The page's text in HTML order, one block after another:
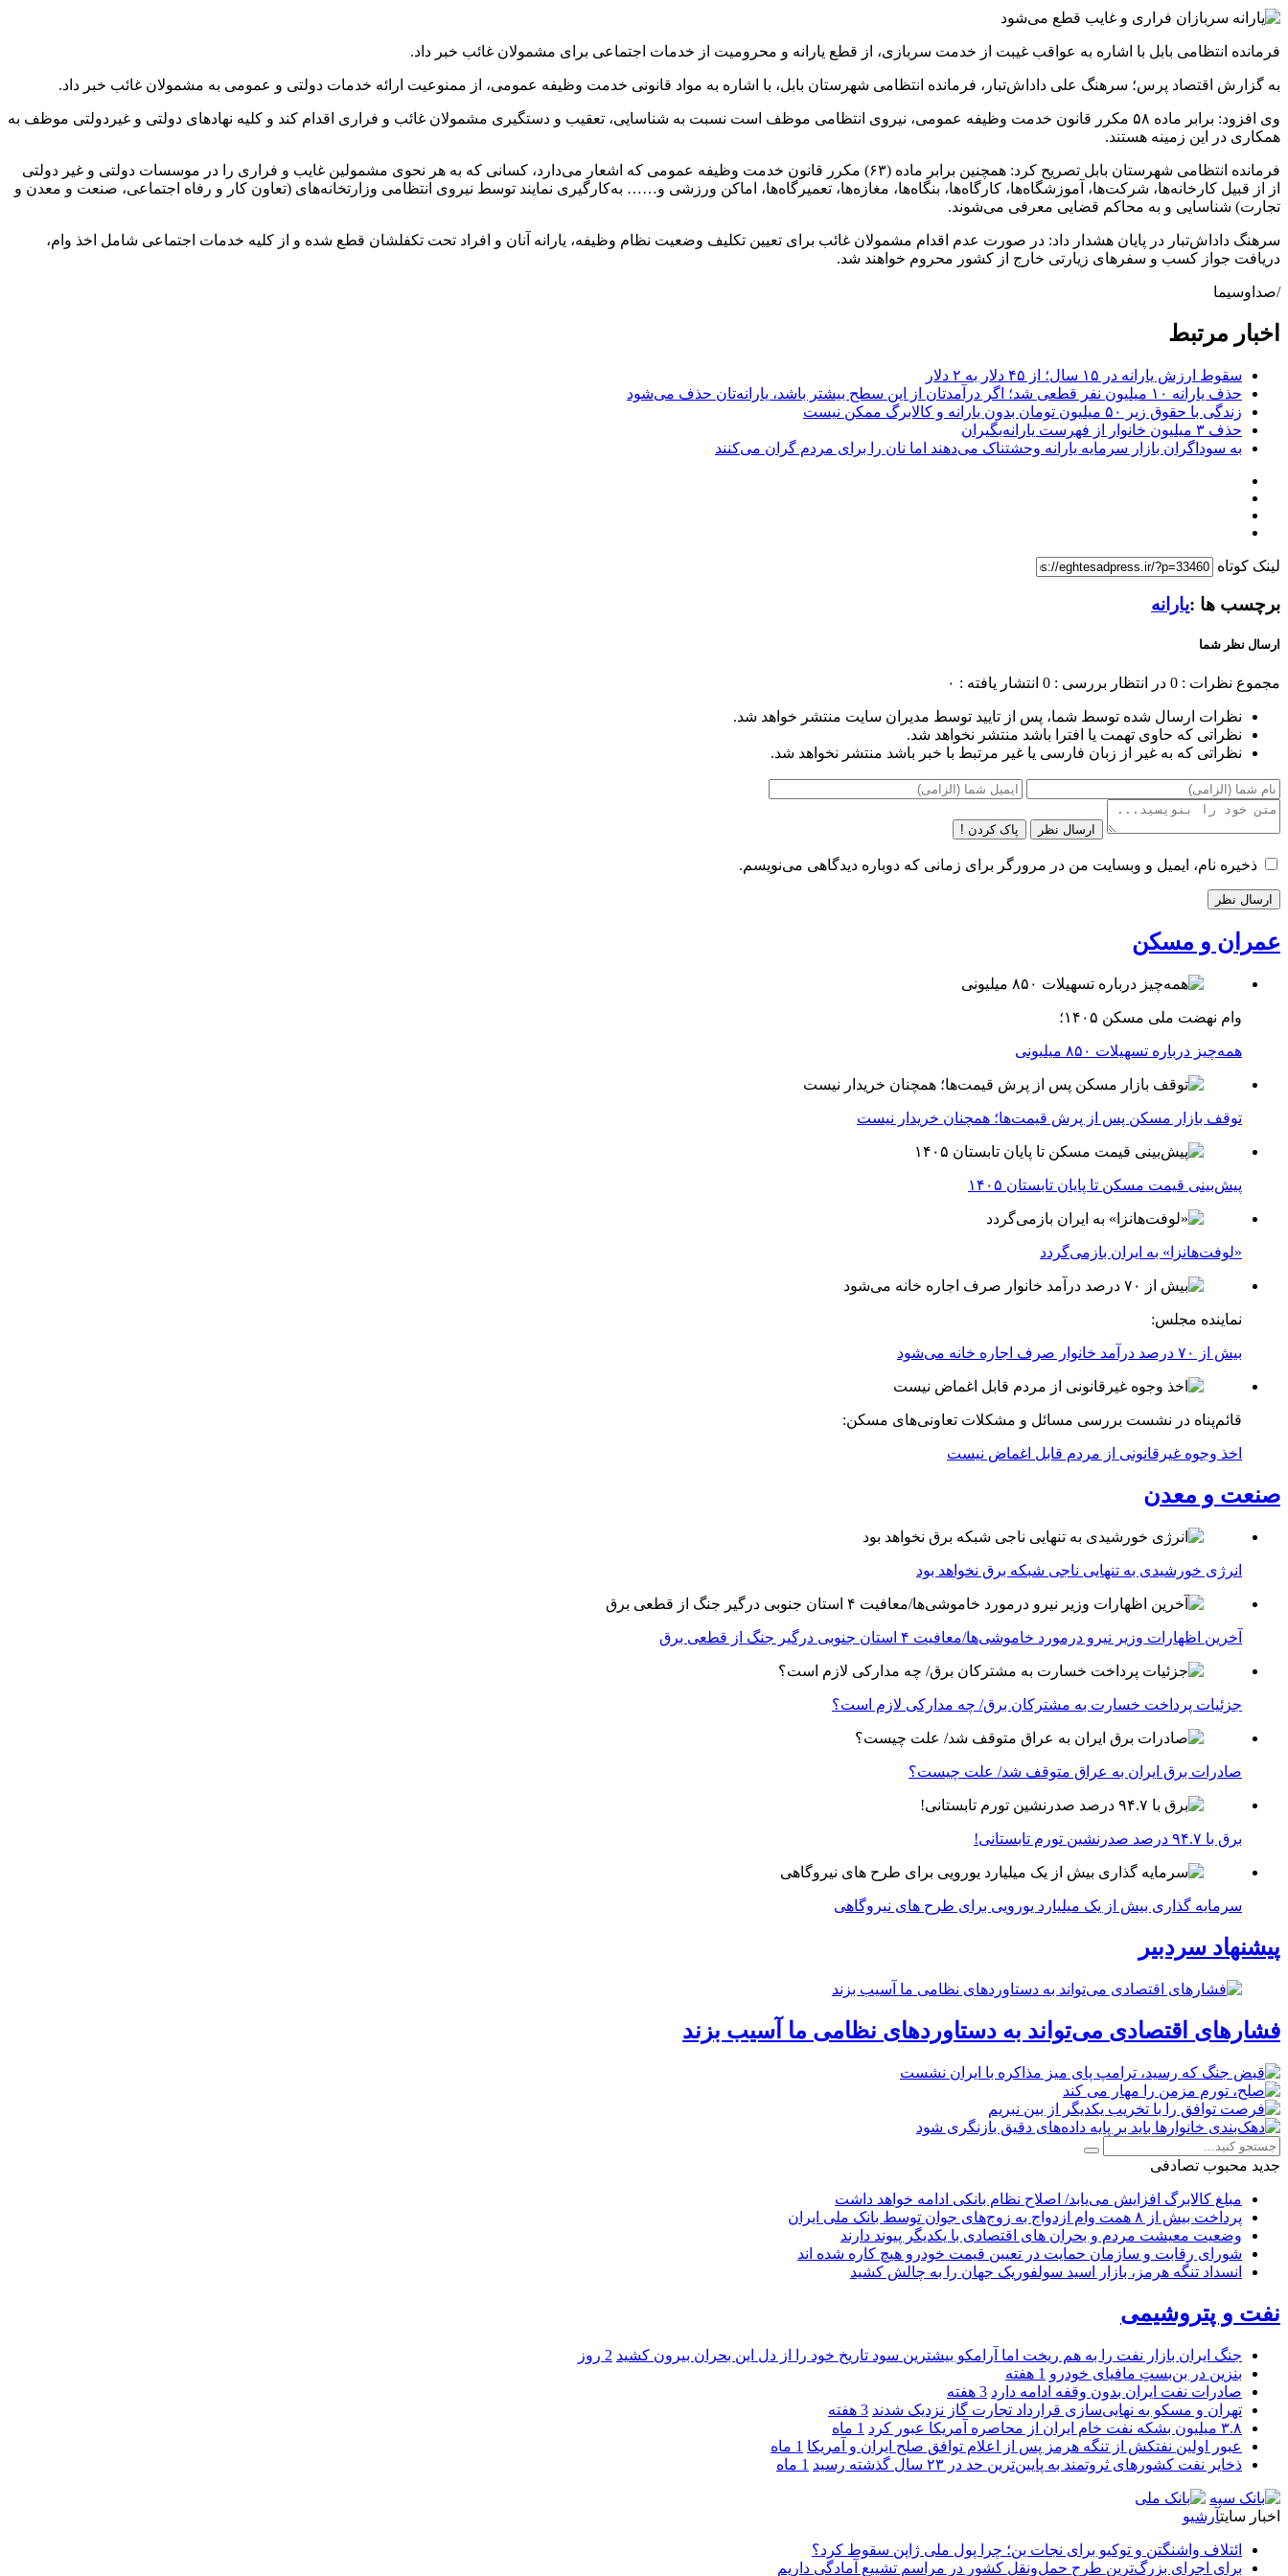
فرمانده انتظامی بابل با اشاره به عواقب غیبت از خدمت سربازی، از قطع یارانه و محرومیت از خدمات اجتماعی برای مشمولان غائب خبر داد.
به گزارش اقتصاد پرس؛ سرهنگ علی داداش‌تبار، فرمانده انتظامی شهرستان بابل، با اشاره به مواد قانونی خدمت وظیفه عمومی، از ممنوعیت ارائه خدمات دولتی و عمومی به مشمولان غائب خبر داد.
وی افزود: برابر ماده ۵۸ مکرر قانون خدمت وظیفه عمومی، نیروی انتظامی موظف است نسبت به شناسایی، تعقیب و دستگیری مشمولان غائب و فراری اقدام کند و کلیه نهادهای دولتی و غیردولتی موظف به
همکاری در این زمینه هستند.
فرمانده انتظامی شهرستان بابل تصریح کرد: همچنین برابر ماده (۶۳) مکرر قانون خدمت وظیفه عمومی که اشعار می‌دارد، کسانی که به هر نحوی مشمولین غایب و فراری را در موسسات دولتی و غیر دولتی
از از قبیل کارخانه‌ها، شرکت‌ها، آموزشگاه‌ها، کارگاه‌ها، بنگاه‌ها، مغازه‌ها، تعمیرگاه‌ها، اماکن ورزشی و…… به‌کارگیری نمایند توسط نیروی انتظامی وزارتخانه‌های (تعاون کار و رفاه اجتماعی، صنعت و معدن و
تجارت) شناسایی و به محاکم قضایی معرفی می‌شوند.
سرهنگ داداش‌تبار در پایان هشدار داد: در صورت عدم اقدام مشمولان غائب برای تعیین تکلیف وضعیت نظام وظیفه، یارانه آنان و افراد تحت تکفلشان قطع شده و از کلیه خدمات اجتماعی شامل اخذ وام،
دریافت جواز کسب و سفرهای زیارتی خارج از کشور محروم خواهند شد.
/صداوسیما
اخبار مرتبط
سقوط ارزش یارانه در ۱۵ سال؛ از ۴۵ دلار به ۲ دلار
حذف یارانه ۱۰ میلیون نفر قطعی شد؛ اگر درآمدتان از این سطح بیشتر باشد، یارانه‌تان حذف می‌شود
زندگی با حقوق زیر ۵۰ میلیون تومان بدون یارانه و کالابرگ ممکن نیست
حذف ۳ میلیون خانوار از فهرست یارانه‌بگیران
به سوداگران بازار سرمایه یارانه وحشتناک می‌دهند اما نان را برای مردم گران می‌کنند
لینک کوتاه
برچسب ها :یارانه
ارسال نظر شما
مجموع نظرات : 0 در انتظار بررسی : 0 انتشار یافته : ۰
نظرات ارسال شده توسط شما، پس از تایید توسط مدیران سایت منتشر خواهد شد.
نظراتی که حاوی تهمت یا افترا باشد منتشر نخواهد شد.
نظراتی که به غیر از زبان فارسی یا غیر مرتبط با خبر باشد منتشر نخواهد شد.
ارسال نظر پاک کردن !
ذخیره نام، ایمیل و وبسایت من در مرورگر برای زمانی که دوباره دیدگاهی می‌نویسم.
عمران و مسکن
وام نهضت ملی مسکن ۱۴۰۵؛
همه‌چیز درباره تسهیلات ۸۵۰ میلیونی
توقف بازار مسکن پس از پرش قیمت‌ها؛ همچنان خریدار نیست
پیش‌بینی قیمت مسکن تا پایان تابستان ۱۴۰۵
«لوفت‌هانزا» به ایران بازمی‌گردد
نماینده مجلس:
بیش از ۷۰ درصد درآمد خانوار صرف اجاره خانه می‌شود
قائم‌پناه در نشست بررسی مسائل و مشکلات تعاونی‌های مسکن:
اخذ وجوه غیرقانونی از مردم قابل اغماض نیست
صنعت و معدن
انرژی خورشیدی به تنهایی ناجی شبکه برق نخواهد بود
آخرین اظهارات وزیر نیرو درمورد خاموشی‌ها/معافیت ۴ استان جنوبی درگیر جنگ از قطعی برق
جزئیات پرداخت خسارت به مشترکان برق/ چه مدارکی لازم است؟
صادرات برق ایران به عراق متوقف شد/ علت چیست؟
برق با ۹۴.۷ درصد صدرنشین تورم تابستانی!
سرمایه گذاری بیش از یک میلیارد یورویی برای طرح های نیروگاهی
پیشنهاد سردبیر
فشارهای اقتصادی می‌تواند به دستاوردهای نظامی ما آسیب بزند
جدید محبوب تصادفی
مبلغ کالابرگ افزایش می‌یابد/ اصلاح نظام بانکی ادامه خواهد داشت
پرداخت بیش از ۸ همت وام ازدواج به زوج‌های جوان توسط بانک ملی ایران
وضعیت معیشت مردم و بحران های اقتصادی با یکدیگر پیوند دارند
شورای رقابت و سازمان حمایت در تعیین قیمت خودرو هیچ کاره شده اند
انسداد تنگه هرمز، بازار اسید سولفوریک جهان را به چالش کشید
نفت و پتروشیمی
جنگ ایران بازار نفت را به هم ریخت اما آرامکو بیشترین سود تاریخ خود را از دل این بحران بیرون کشید 2 روز
بنزین در بن‌بستِ مافیای خودرو 1 هفته
صادرات نفت ایران بدون وقفه ادامه دارد 3 هفته
تهران و مسکو به نهایی‌سازی قرارداد تجارت گاز نزدیک شدند 3 هفته
۳.۸ میلیون بشکه نفت خام ایران از محاصره آمریکا عبور کرد
1 ماه
عبور اولین نفتکش از تنگه هرمز پس از اعلام توافق صلح ایران و آمریکا 1 ماه
ذخایر نفت کشورهای ثروتمند به پایین‌ترین حد در ۲۳ سال گذشته رسید
1 ماه
اخبار سایتآرشیو
ائتلاف واشنگتن و توکیو برای نجات ین؛ چرا پول ملی ژاپن سقوط کرد؟
برای اجرای بزرگ‌ترین طرح حمل‌ونقل کشور در مراسم تشییع آمادگی داریم